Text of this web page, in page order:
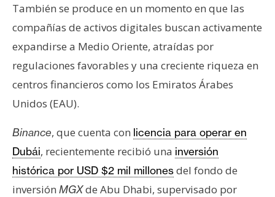
También se produce en un momento en que las
compañías de activos digitales buscan activamente
expandirse a Medio Oriente, atraídas por
regulaciones favorables y una creciente riqueza en
centros financieros como los Emiratos Árabes
Unidos (EAU).
Binance, que cuenta con licencia para operar en
Dubái, recientemente recibió una inversión
histórica por USD $2 mil millonesdel fondo de
inversión MGXde Abu Dhabi, supervisado por